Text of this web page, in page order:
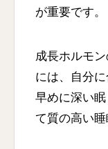
が重要です。
成長ホルモ
には、自分
早めに深い
て質の高い睡